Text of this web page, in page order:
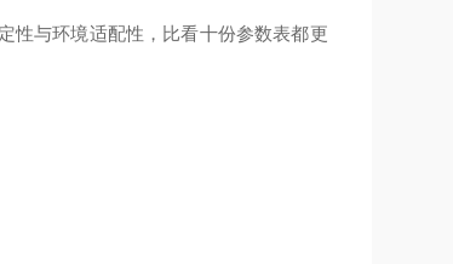
性与环境适配性，比看十份参数表都更